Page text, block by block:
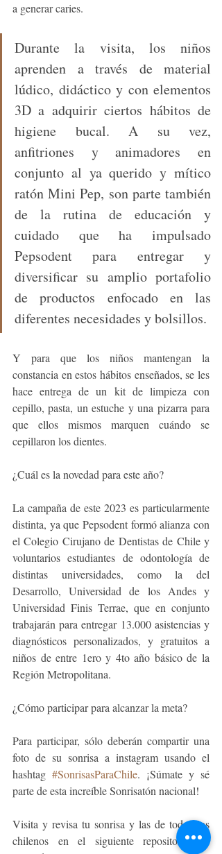
a generar caries.
Durante la visita, los niños
aprenden a través de material
lúdico, didáctico y con elementos
3D a adquirir ciertos hábitos de
higiene bucal. A su vez,
anfitriones y animadores en
conjunto al ya querido y mítico
ratón Mini Pep, son parte también
de la rutina de educación y
cuidado que ha impulsado
Pepsodent para entregar y
diversificar su amplio portafolio
de productos enfocado en las
diferentes necesidades y bolsillos.
Y para que los niños mantengan la
constancia en estos hábitos enseñados, se les
hace entrega de un kit de limpieza con
cepillo, pasta, un estuche y una pizarra para
que ellos mismos marquen cuándo se
cepillaron los dientes.
¿Cuál es la novedad para este año?
La campaña de este 2023 es particularmente
distinta, ya que Pepsodent formó alianza con
el Colegio Cirujano de Dentistas de Chile y
voluntarios estudiantes de odontología de
distintas universidades, como la del
Desarrollo, Universidad de los Andes y
Universidad Finis Terrae, que en conjunto
trabajarán para entregar 13.000 asistencias y
diagnósticos personalizados, y gratuitos a
niños de entre 1ero y 4to año básico de la
Región Metropolitana.
¿Cómo participar para alcanzar la meta?
Para participar, sólo deberán compartir una
foto de su sonrisa a instagram usando el
hashtag #SonrisasParaChile. ¡Súmate y sé
parte de esta increíble Sonrisatón nacional!
Visita y revisa tu sonrisa y las de todos los
chilenos en el siguiente repositorio de